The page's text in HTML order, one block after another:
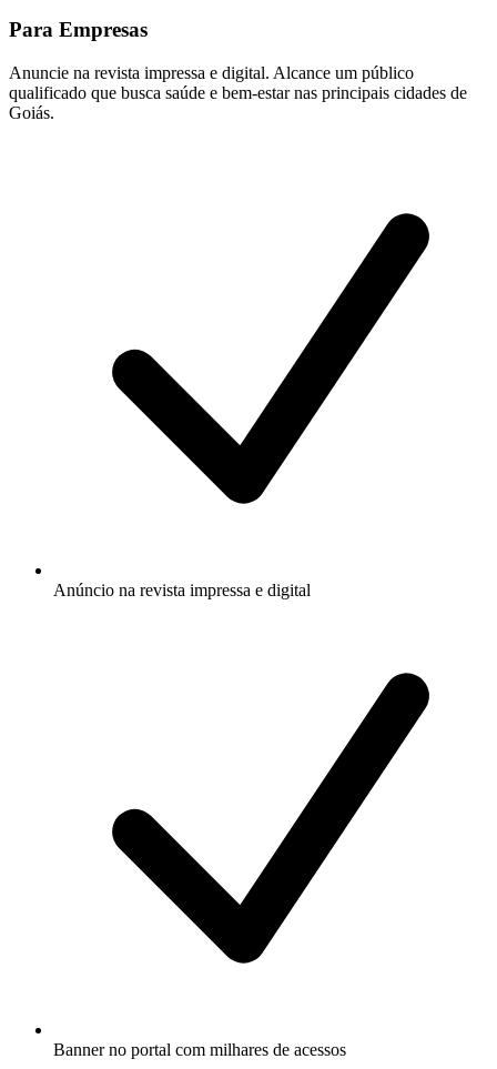
Para Empresas
Anuncie na revista impressa e digital. Alcance um público
qualificado que busca saúde e bem-estar nas principais cidades de
Goiás.
Anúncio na revista impressa e digital
Banner no portal com milhares de acessos